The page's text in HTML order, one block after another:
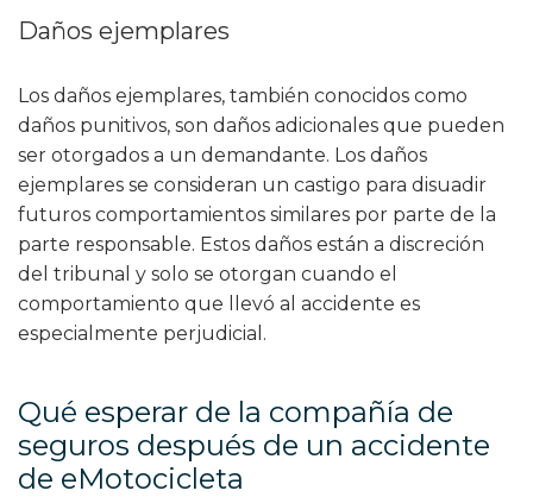
Daños ejemplares
Los daños ejemplares, también conocidos como
daños punitivos, son daños adicionales que pueden
ser otorgados a un demandante. Los daños
ejemplares se consideran un castigo para disuadir
futuros comportamientos similares por parte de la
parte responsable. Estos daños están a discreción
del tribunal y solo se otorgan cuando el
comportamiento que llevó al accidente es
especialmente perjudicial.
Qué esperar de la compañía de
seguros después de un accidente
de eMotocicleta